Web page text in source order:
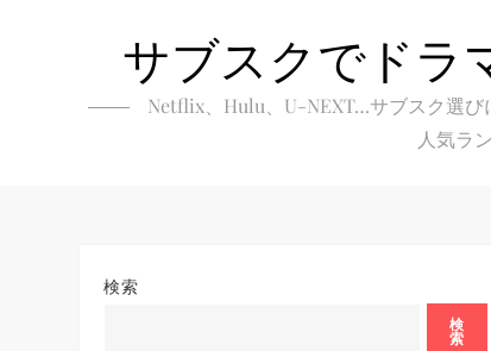
サブスクでドラ
Netflix、Hulu、U-NEXT…サブスク選び
人気ラ
検索
検
索